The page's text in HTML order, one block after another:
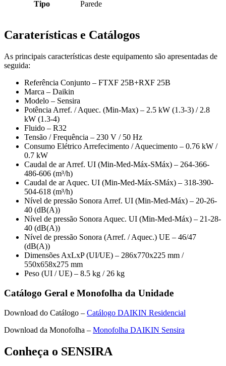
Tipo Parede
Caraterísticas e Catálogos
As principais características deste equipamento são apresentadas de
seguida:
Referência Conjunto – FTXF 25B+RXF 25B
Marca – Daikin
Modelo – Sensira
Potência Arref. / Aquec. (Min-Max) – 2.5 kW (1.3-3) / 2.8
kW (1.3-4)
Fluido – R32
Tensão / Frequência – 230 V / 50 Hz
Consumo Elétrico Arrefecimento / Aquecimento – 0.76 kW /
0.7 kW
Caudal de ar Arref. UI (Min-Med-Máx-SMáx) – 264-366-
486-606 (m³/h)
Caudal de ar Aquec. UI (Min-Med-Máx-SMáx) – 318-390-
504-618 (m³/h)
Nível de pressão Sonora Arref. UI (Min-Med-Máx) – 20-26-
40 (dB(A))
Nível de pressão Sonora Aquec. UI (Min-Med-Máx) – 21-28-
40 (dB(A))
Nível de pressão Sonora (Arref. / Aquec.) UE – 46/47
(dB(A))
Dimensões AxLxP (UI/UE) – 286x770x225 mm /
550x658x275 mm
Peso (UI / UE) – 8.5 kg / 26 kg
Catálogo Geral e Monofolha da Unidade
Download do Catálogo – Catálogo DAIKIN Residencial
Download da Monofolha – Monofolha DAIKIN Sensira
Conheça o SENSIRA